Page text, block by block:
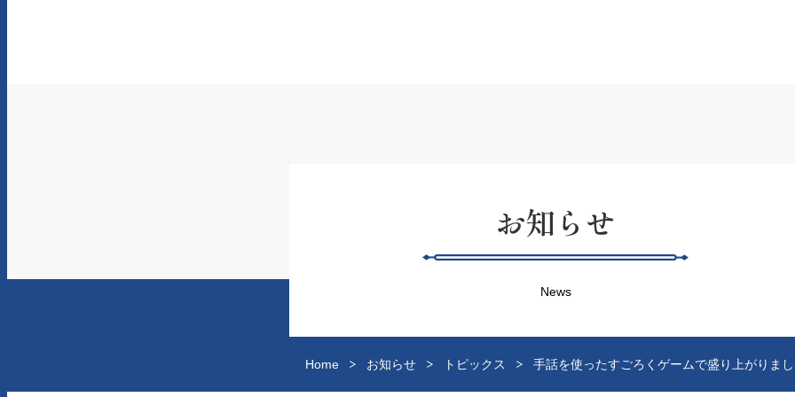
お知らせ
News
Home お知らせ トピックス 手話を使ったすごろくゲームで盛り上がりま